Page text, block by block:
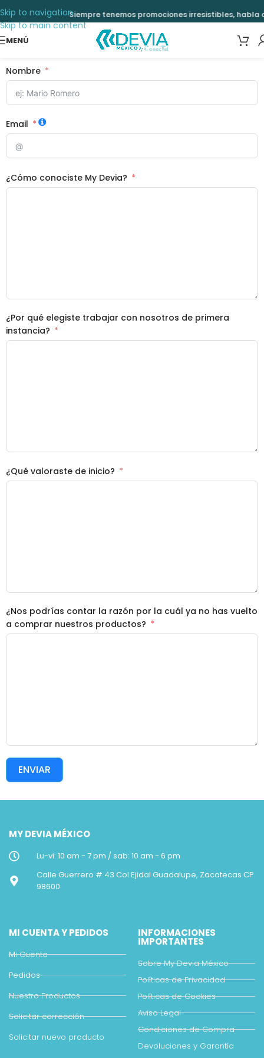
Skip to navigation
Skip to main content
Siempre tenemos promociones irresistibles, habla
MENÚ
Nombre
Email
¿Cómo conociste My Devia?
¿Por qué elegiste trabajar con nosotros de primera
instancia?
¿Qué valoraste de inicio?
¿Nos podrías contar la razón por la cuál ya no has vuelto
a comprar nuestros productos?
ENVIAR
MY DEVIA MÉXICO
Lu-vi: 10 am - 7 pm / sab: 10 am - 6 pm
Calle Guerrero # 43 Col Ejidal Guadalupe, Zacatecas CP
98600
MI CUENTA Y PEDIDOS
Mi Cuenta
Pedidos
Nuestro Productos
Solicitar corrección
Solicitar nuevo producto
INFORMACIONES
IMPORTANTES
Sobre My Devia México
Políticas de Privacidad
Políticas de Cookies
Aviso Legal
Condiciones de Compra
Devoluciones y Garantía